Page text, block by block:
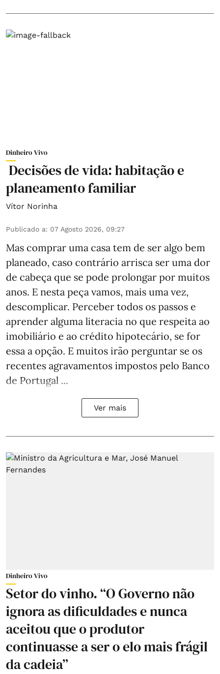
Dinheiro Vivo
Decisões de vida: habitação e
planeamento familiar
Vítor Norinha
Publicado a: 07 Agosto 2026, 09:27
Mas comprar uma casa tem de ser algo bem
planeado, caso contrário arrisca ser uma dor
de cabeça que se pode prolongar por muitos
anos. E nesta peça vamos, mais uma vez,
descomplicar. Perceber todos os passos e
aprender alguma literacia no que respeita ao
imobiliário e ao crédito hipotecário, se for
essa a opção. E muitos irão perguntar se os
recentes agravamentos impostos pelo Banco
de Portugal ...
Ver mais
Dinheiro Vivo
Setor do vinho. “O Governo não
ignora as dificuldades e nunca
aceitou que o produtor
continuasse a ser o elo mais frágil
da cadeia”